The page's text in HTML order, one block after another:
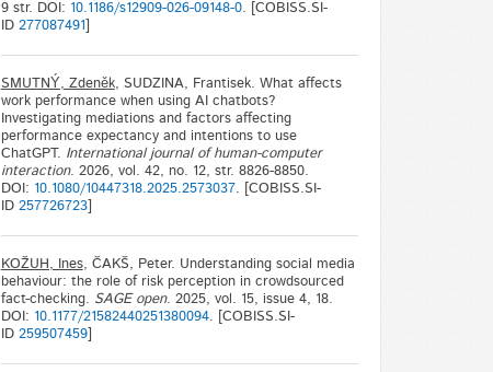
9 str. DOI: 10.1186/s12909-026-09148-0. [COBISS.SI-
ID 277087491
SMUTNÝ, Zdeněk, SUDZINA, Frantisek. What affects
work performance when using AI chatbots?
Investigating mediations and factors affecting
performance expectancy and intentions to use
ChatGPT. International journal of human-computer
interaction. 2026, vol. 42, no. 12, str. 8826-8850.
DOI: 10.1080/10447318.2025.2573037. [COBISS.SI-
ID 257726723]
KOŽUH, Ines, ČAKŠ, Peter. Understanding social media
behaviour: the role of risk perception in crowdsourced
fact-checking. SAGE open. 2025, vol. 15, issue 4, 18.
DOI: 10.1177/21582440251380094. [COBISS.SI-
ID 259507459]